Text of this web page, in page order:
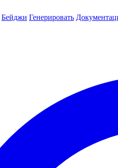
Бейджи Генерировать